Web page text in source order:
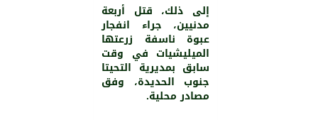
إلى ذلك، قتل أربعة
مدنيين، جراء انفجار
عبوة ناسفة زرعتها
الميليشيات في وقت
سابق بمديرية التحيتا
جنوب الحديدة، وفق
مصادر محلية.